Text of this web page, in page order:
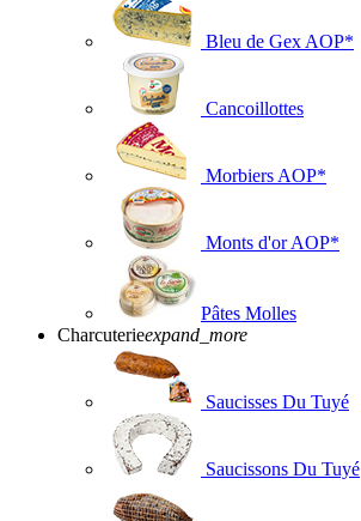
Bleu de Gex AOP*
Cancoillottes
Morbiers AOP*
Monts d'or AOP*
Pâtes Molles
Charcuterieexpand_more
Saucisses Du Tuyé
Saucissons Du Tuyé